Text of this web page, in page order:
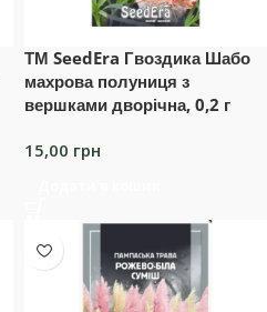
ТМ SeedEra Гвоздика Шабо
махрова полуниця з
вершками дворічна, 0,2 г
15,00 грн